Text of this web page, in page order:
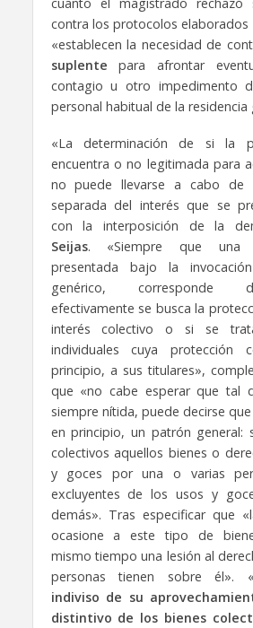
contra los protocolos elaborados
«establecen la necesidad de
suplente para afrontar
contagio u otro impedimento
personal habitual de la residencia
«La determinación de si la
encuentra o no legitimada para
no puede llevarse a cabo de
separada del interés que se
con la interposición de la
Seijas. «Siempre que una
presentada bajo la
genérico, corresponde
efectivamente se busca la
interés colectivo o si se
individuales cuya protección
principio, a sus titulares»,
que «no cabe esperar que tal
siempre nítida, puede decirse
en principio, un patrón general:
colectivos aquellos bienes o
y goces por una o varias
excluyentes de los usos y
demás». Tras especificar que
ocasione a este tipo de
mismo tiempo una lesión al
personas tienen sobre él». «
indiviso de su
distintivo de los bienes